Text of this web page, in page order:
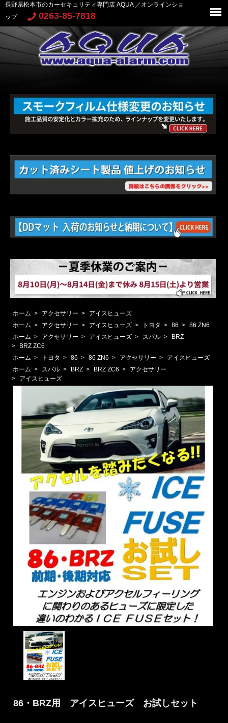
長野県松本市のカーセキュリティ専門店 AQUA ／オンラインショ
ップ
0263-85-7818
ホーム > アクセサリー >
アイスヒューズ
ホーム > アクセサリー > アイスヒューズ > トヨタ > 86 > 86 ZN6
ホーム > アクセサリー > アイスヒューズ > スバル >
BRZ
>
BRZ ZC6
ホーム > トヨタ > 86 > 86 ZN6 > アクセサリー >
アイスヒューズ
ホーム > スバル > BRZ > BRZ ZC6 >
アクセサリー
>
アイスヒューズ
86・BRZ用 アイスヒューズ お試しセット